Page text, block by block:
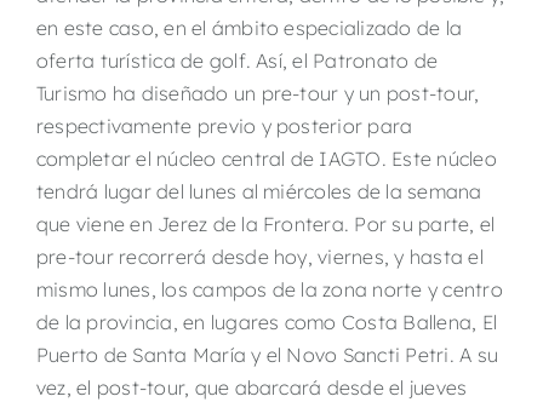
en este caso, en el ámbito especializado de la
oferta turística de golf. Así, el Patronato de
Turismo ha diseñado un pre-tour y un post-tour,
respectivamente previo y posterior para
completar el núcleo central de IAGTO. Este núcleo
tendrá lugar del lunes al miércoles de la semana
que viene en Jerez de la Frontera. Por su parte, el
pre-tour recorrerá desde hoy, viernes, y hasta el
mismo lunes, los campos de la zona norte y centro
de la provincia, en lugares como Costa Ballena, El
Puerto de Santa María y el Novo Sancti Petri. A su
vez, el post-tour, que abarcará desde el jueves